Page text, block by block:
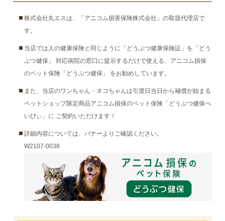
株式会社丸エスは、「アニコム損害保険株式会社」の取扱代理店で
す。
当店では人の健康保険と同じように「どうぶつ健康保険証」を「どう
ぶつ健保」 対応病院の窓口に提示するだけで使える、アニコム損保
のペット保険「どうぶつ健保」 をお勧めしています。
また、当店のワンちゃん・ネコちゃんは引渡日当日から補償が始まる
ペットショップ限定商品アニコム損保のペット保険「どうぶつ健保べ
いびぃ」に ご契約いただけます！
詳細内容については、バナーよりご確認ください。
W2107-0038